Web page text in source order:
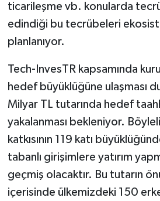
ticarileşme vb. konularda
edindiği bu tecrübeleri
planlanıyor.
Tech-InvesTR kapsamında
hedef büyüklüğüne ulaşması
Milyar TL tutarında hedef
yakalanması bekleniyor.
katkısının 119 katı
tabanlı girişimlere yatırım
geçmiş olacaktır. Bu tutarın
içerisinde ülkemizdeki 150